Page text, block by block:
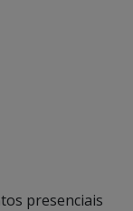
presenciais